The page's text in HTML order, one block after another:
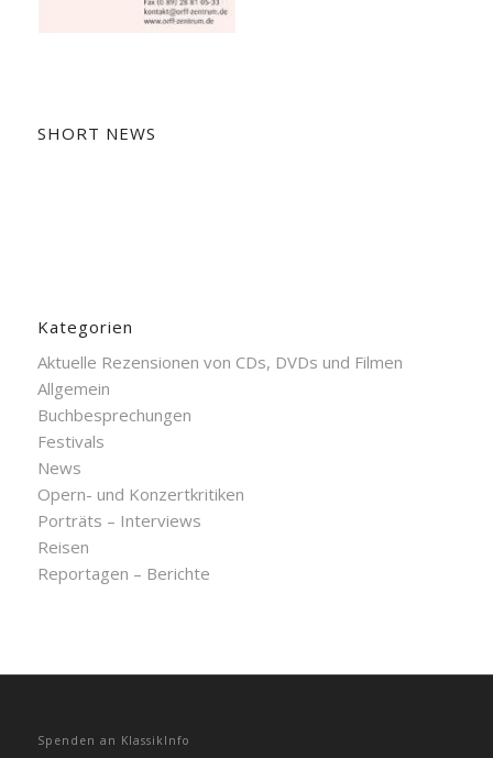
SHORT NEWS
Kategorien
Aktuelle Rezensionen von CDs, DVDs und Filmen
Allgemein
Buchbesprechungen
Festivals
News
Opern- und Konzertkritiken
Porträts – Interviews
Reisen
Reportagen – Berichte
Spenden an KlassikInfo